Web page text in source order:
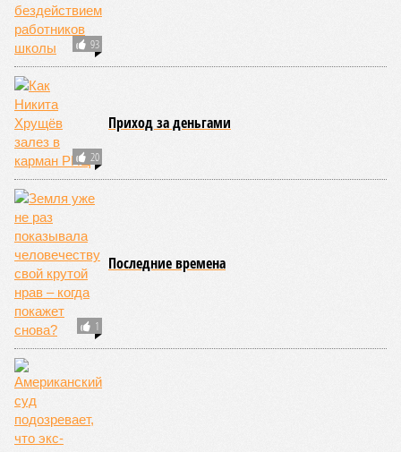
93
20
Приход за деньгами
1
Последние времена